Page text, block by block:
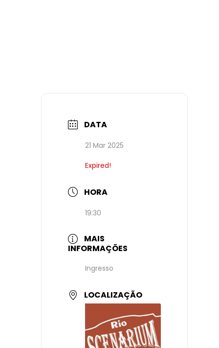
DATA
21 Mar 2025
Expired!
HORA
19:30
MAIS
INFORMAÇÕES
Ingresso
LOCALIZAÇÃO